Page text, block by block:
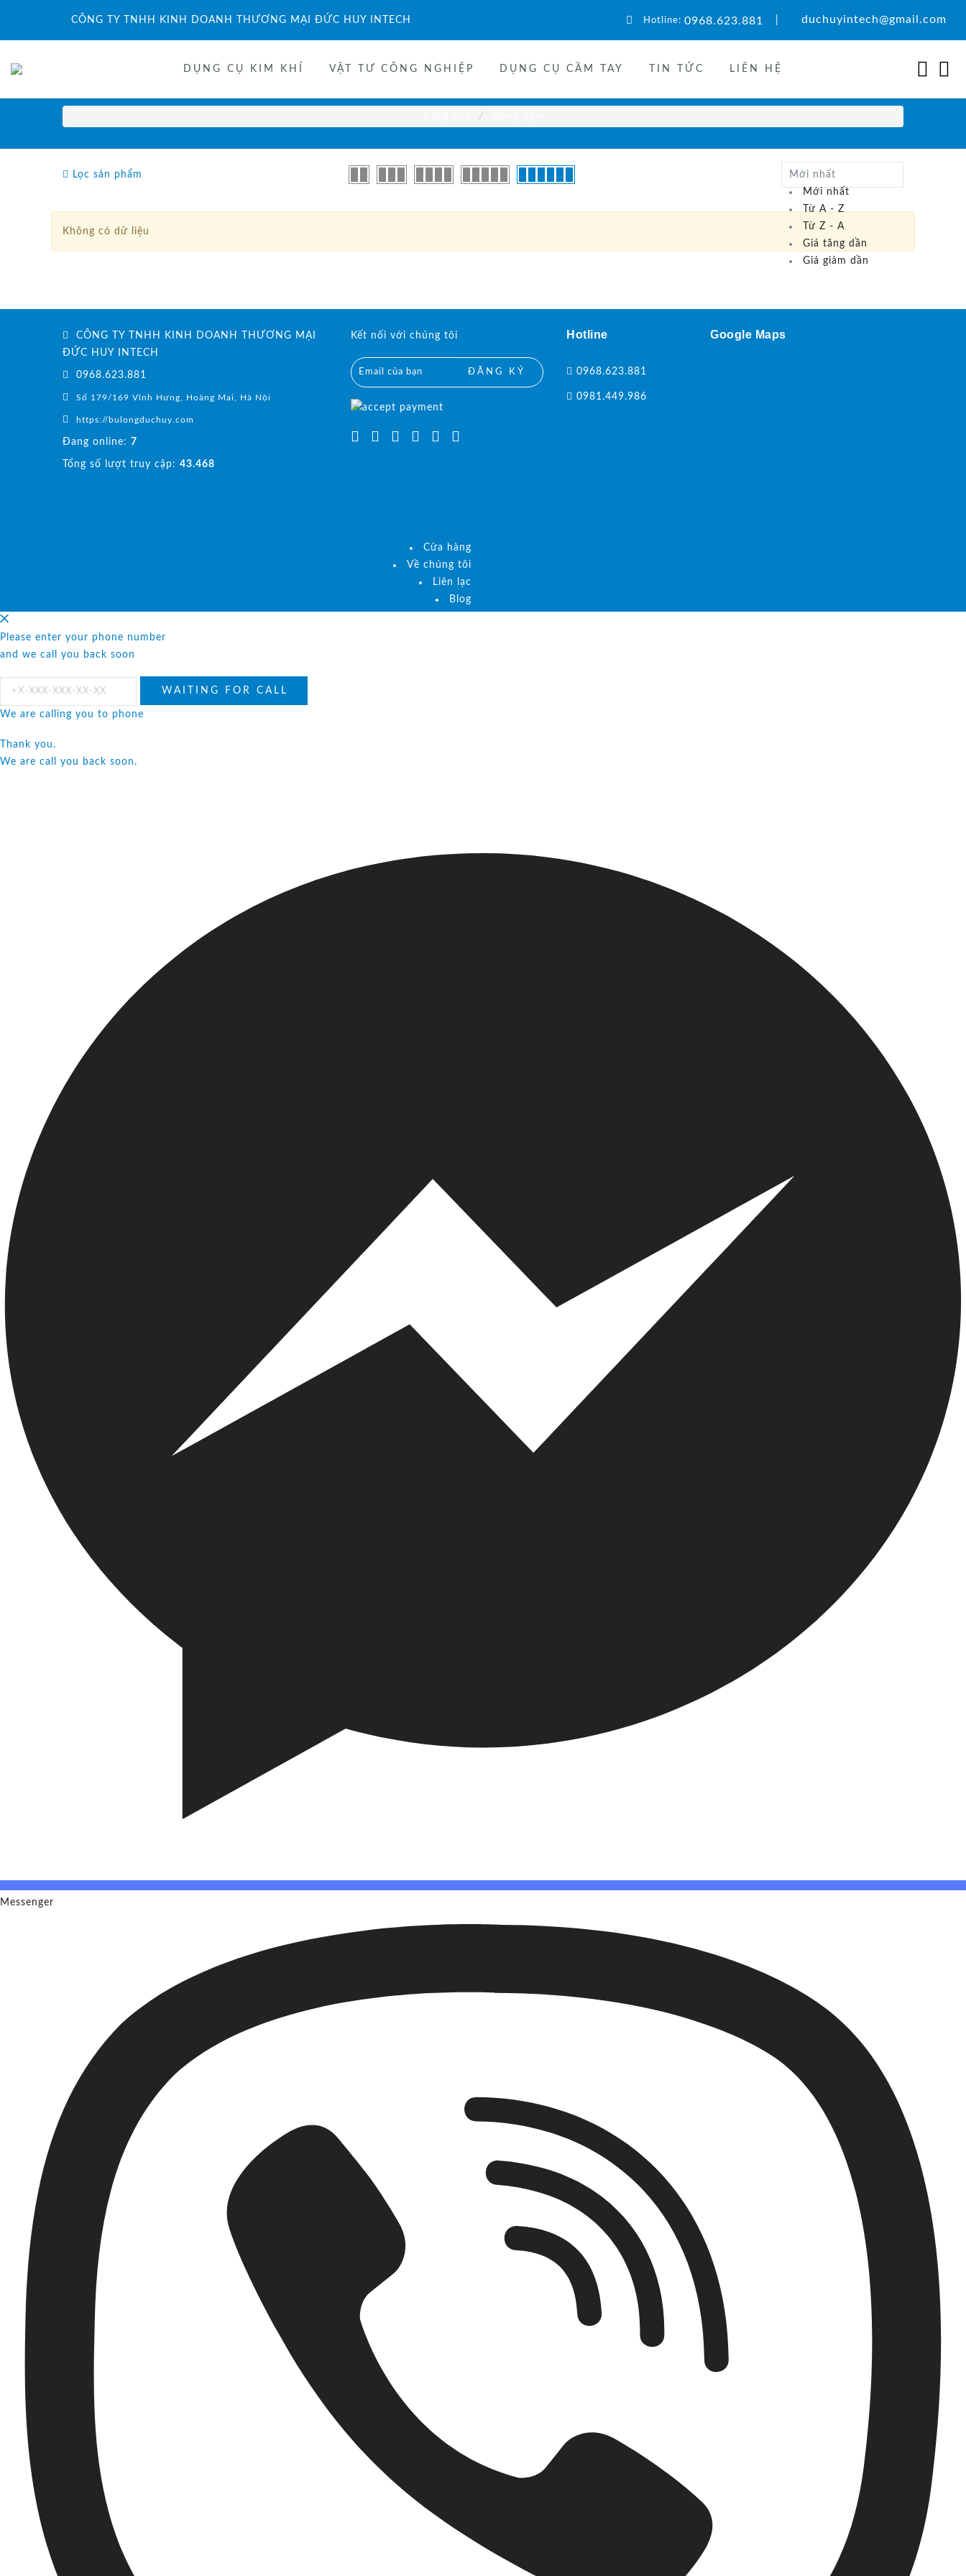
CÔNG TY TNHH KINH DOANH THƯƠNG MẠI ĐỨC HUY INTECH Hotline: 0968.623.881 duchuyintech@gmail.com
DỤNG CỤ KIM KHÍ VẬT TƯ CÔNG NGHIỆP DỤNG CỤ CẦM TAY TIN TỨC LIÊN HỆ
Lọc sản phẩm
Mới nhất
Mới nhất
Từ A - Z
Từ Z - A
Giá tăng dần
Giá giảm dần
Không có dữ liệu
CÔNG TY TNHH KINH DOANH THƯƠNG MẠI
ĐỨC HUY INTECH
0968.623.881
Số 179/169 Vĩnh Hưng, Hoàng Mai, Hà Nội
https://bulongduchuy.com
Đang online: 7
Tổng số lượt truy cập: 43.468
Kết nối với chúng tôi
ĐĂNG KÝ
Hotline
0968.623.881
0981.449.986
Google Maps
Cửa hàng
Về chúng tôi
Liên lạc
Blog
Please enter your phone number
and we call you back soon
We are calling you to phone
Thank you.
We are call you back soon.
Messenger